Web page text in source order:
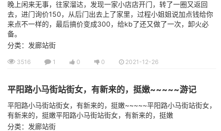
晚上闲来无事，往家溜达，发现一家小店店开门，转了一圈又返回
去，进门询价150，从后门出去上了家里，过程小姐姐说加点钱给你
来点不一样的，最后搞价变成300，给kb了还又做了一次，卸火必
备。
分类：发廊站街
3516 1 0 0 2021-12-26
平阳路小马街站街女，有新来的，挺嫩~~~~~游记
平阳路小马街站街女，有新来的，挺嫩~~~~~平阳路小马街站街女，
有新来的，挺嫩平阳路小马街站街女，有新来的，挺嫩
分类：发廊站街